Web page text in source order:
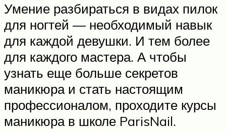
Умение разбираться в видах пилок
для ногтей — необходимый навык
для каждой девушки. И тем более
для каждого мастера. А чтобы
узнать еще больше секретов
маникюра и стать настоящим
профессионалом, проходите курсы
маникюра в школе ParisNail.